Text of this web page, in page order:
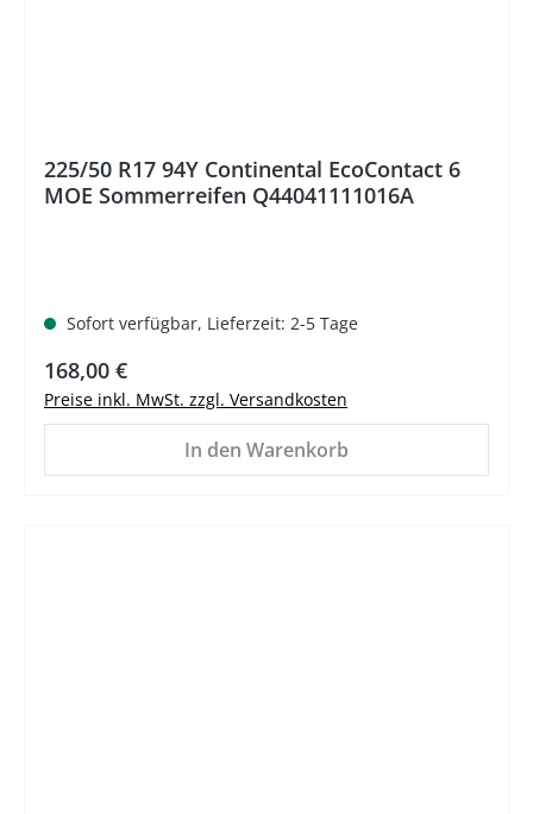
225/50 R17 94Y Continental EcoContact 6
MOE Sommerreifen Q44041111016A
Sofort verfügbar, Lieferzeit: 2-5 Tage
Regulärer Preis:
168,00 €
Preise inkl. MwSt. zzgl. Versandkosten
In den Warenkorb